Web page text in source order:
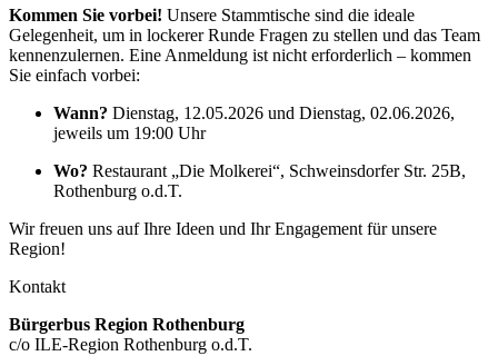
Kommen Sie vorbei! Unsere Stammtische sind die ideale
Gelegenheit, um in lockerer Runde Fragen zu stellen und das Team
kennenzulernen. Eine Anmeldung ist nicht erforderlich – kommen
Sie einfach vorbei:
Wann? Dienstag, 12.05.2026 und Dienstag, 02.06.2026,
jeweils um 19:00 Uhr
Wo? Restaurant „Die Molkerei“, Schweinsdorfer Str. 25B,
Rothenburg o.d.T.
Wir freuen uns auf Ihre Ideen und Ihr Engagement für unsere
Region!
Kontakt
Bürgerbus Region Rothenburg
c/o ILE-Region Rothenburg o.d.T.